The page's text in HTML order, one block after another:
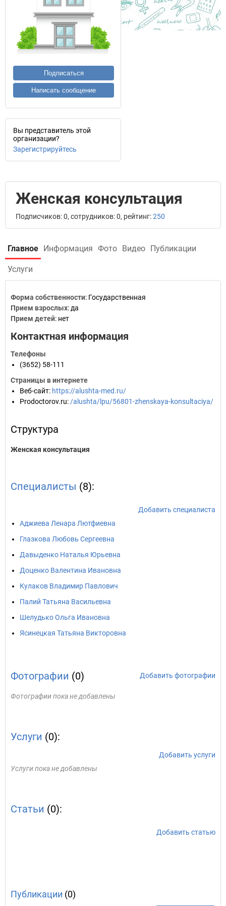
Подписаться
Написать сообщение
Вы представитель этой
организации?
Зарегистрируйтесь
Женская консультация
Подписчиков: 0, сотрудников: 0, рейтинг:250
Главное Информация Фото Видео Публикации
Услуги
Форма собственности: Государственная
Прием взрослых: да
Прием детей: нет
Контактная информация
Телефоны
(3652) 58-111
Страницы в интернете
Веб-сайт: https://alushta-med.ru/
Prodoctorov.ru: /alushta/lpu/56801-zhenskaya-konsultaciya/
Структура
Женская консультация
Специалисты (8):
Добавить специалиста
Аджиева Ленара Лютфиевна
Глазкова Любовь Сергеевна
Давыденко Наталья Юрьевна
Доценко Валентина Ивановна
Кулаков Владимир Павлович
Палий Татьяна Васильевна
Шелудько Ольга Ивановна
Ясинецкая Татьяна Викторовна
Фотографии (0) Добавить фотографии
Фотографии пока не добавлены
Услуги (0):
Добавить услуги
Услуги пока не добавлены
Статьи (0):
Добавить статью
Публикации (0)